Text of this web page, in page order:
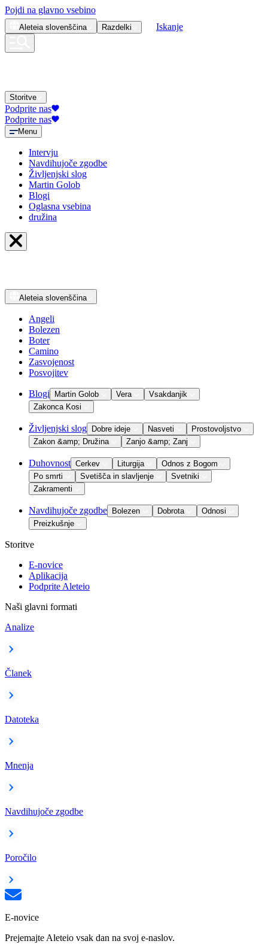
Pojdi na glavno vsebino
Aleteia slovenščina Razdelki Iskanje
Storitve
Podprite nas
Podprite nas
Menu
Intervju
Navdihujoče zgodbe
Življenjski slog
Martin Golob
Blogi
Oglasna vsebina
družina
Aleteia slovenščina
Angeli
Bolezen
Boter
Camino
Zasvojenost
Posvojitev
Blogi Martin Golob Vera
Vsakdanjik
Zakonca Kosi
Življenjski slog Dobre ideje Nasveti
Prostovoljstvo
Zakon &amp; Družina
Zanjo &amp; Zanj
Duhovnost Cerkev Liturgija
Odnos z Bogom
Po smrti
Svetišča in slavljenje
Svetniki
Zakramenti
Navdihujoče zgodbe Bolezen Dobrota
Odnosi
Preizkušnje
Storitve
E-novice
Aplikacija
Podprite Aleteio
Naši glavni formati
Analize
Članek
Datoteka
Mnenja
Navdihujoče zgodbe
Poročilo
E-novice
Prejemajte Aleteio vsak dan na svoj e-naslov.